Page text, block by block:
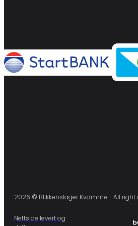
2026 © Blikkenslager Kvamme - All right
Nettside levert og